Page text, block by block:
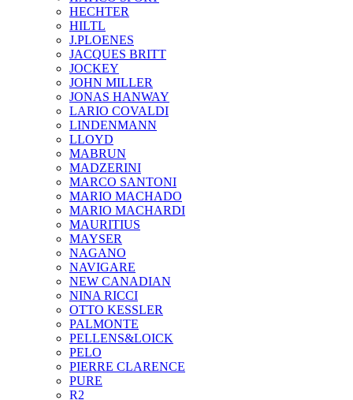
HECHTER
HILTL
J.PLOENES
JAСQUES BRITT
JOCKEY
JOHN MILLER
JONAS HANWAY
LARIO COVALDI
LINDENMANN
LLOYD
MABRUN
MADZERINI
MARCO SANTONI
MARIO MACHADO
MARIO MACHARDI
MAURITIUS
MAYSER
NAGANO
NAVIGARE
NEW CANADIAN
NINA RICCI
OTTO KESSLER
PALMONTE
PELLENS&LOICK
PELO
PIERRE CLARENCE
PURE
R2